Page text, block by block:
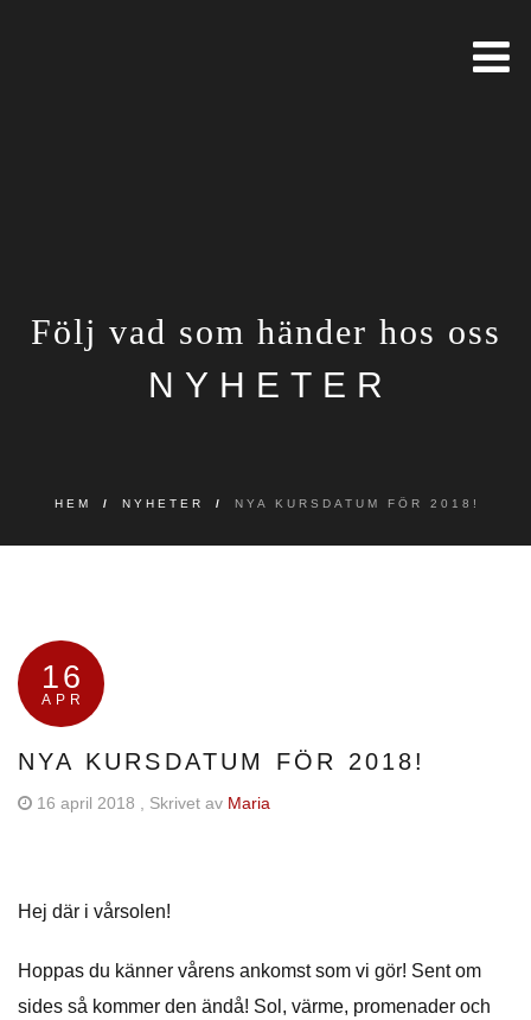
Följ vad som händer hos oss
NYHETER
HEM / NYHETER / NYA KURSDATUM FÖR 2018!
16
APR
NYA KURSDATUM FÖR 2018!
16 april 2018 , Skrivet av Maria
Hej där i vårsolen!
Hoppas du känner vårens ankomst som vi gör! Sent om
sides så kommer den ändå! Sol, värme, promenader och